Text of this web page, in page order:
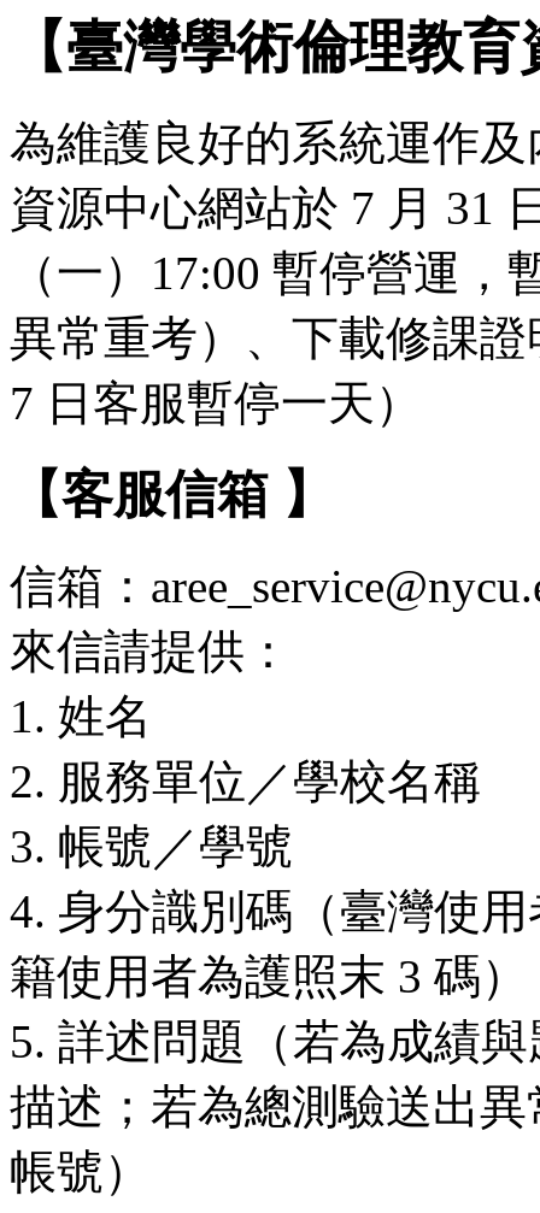
【臺灣學術倫理教
為維護良好的系統運作
資源中心網站於 7 月 31
（一）17:00 暫停營運
異常重考）、下載修課
7 日客服暫停一天）
【客服信箱 】
信箱：
來信請提供：
1. 姓名
2. 服務單位／學校名稱
3. 帳號／學號
4. 身分識別碼（臺灣使
籍使用者為護照末 3 碼）
5. 詳述問題（若為成績
描述；若為總測驗送出
帳號）